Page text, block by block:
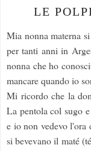
LE
Mia nonna materna
per tanti anni in
nonna che ho
mancare quando io
Mi ricordo che la
La pentola col sugo
e io non vedevo l'ora
si bevevano il maté